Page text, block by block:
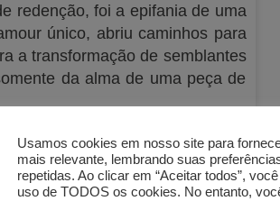
redenção, foi a epifania de uma
único, abriu caminhos para
a transformação de semblantes
da alma de uma peça de
homem que um dia resolve
Usamos cookies em nosso site para
mais relevante, lembrando suas
repetidas. Ao clicar em “Aceitar todos”,
uso de TODOS os cookies. No entanto,